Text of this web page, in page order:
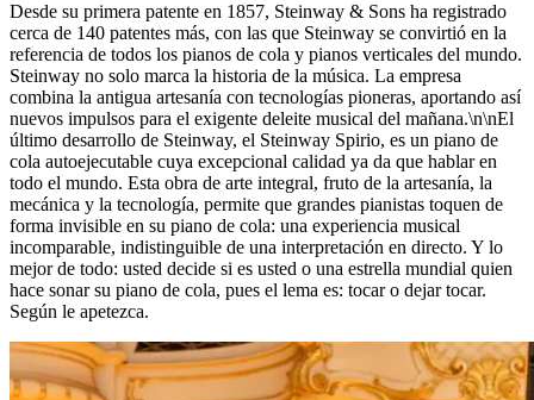
Desde su primera patente en 1857, Steinway ⁠&⁠ Sons ha registrado
cerca de 140 patentes más, con las que Steinway se convirtió en la
referencia de todos los pianos de cola y pianos verticales del mundo.
Steinway no solo marca la historia de la música. La empresa
combina la antigua artesanía con tecnologías pioneras, aportando así
nuevos impulsos para el exigente deleite musical del mañana.\n\nEl
último desarrollo de Steinway, el Steinway Spirio, es un piano de
cola autoejecutable cuya excepcional calidad ya da que hablar en
todo el mundo. Esta obra de arte integral, fruto de la artesanía, la
mecánica y la tecnología, permite que grandes pianistas toquen de
forma invisible en su piano de cola: una experiencia musical
incomparable, indistinguible de una interpretación en directo. Y lo
mejor de todo: usted decide si es usted o una estrella mundial quien
hace sonar su piano de cola, pues el lema es: tocar o dejar tocar.
Según le apetezca.